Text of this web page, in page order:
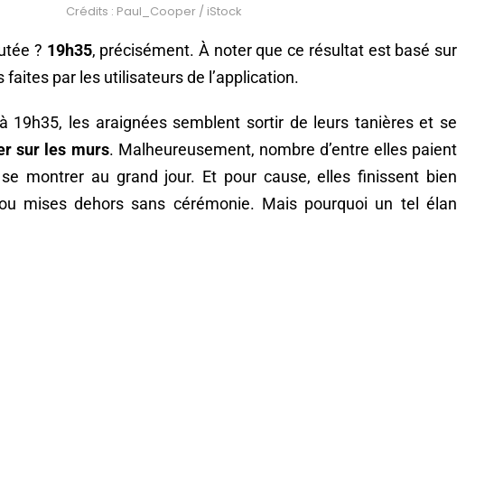
Crédits : Paul_Cooper / iStock
? 19h35, précisément. À noter que ce résultat est basé sur
faites par les utilisateurs de l’application.
19h35, les araignées semblent sortir de leurs tanières et se
sur les murs. Malheureusement, nombre d’entre elles paient
montrer au grand jour. Et pour cause, elles finissent bien
mises dehors sans cérémonie. Mais pourquoi un tel élan